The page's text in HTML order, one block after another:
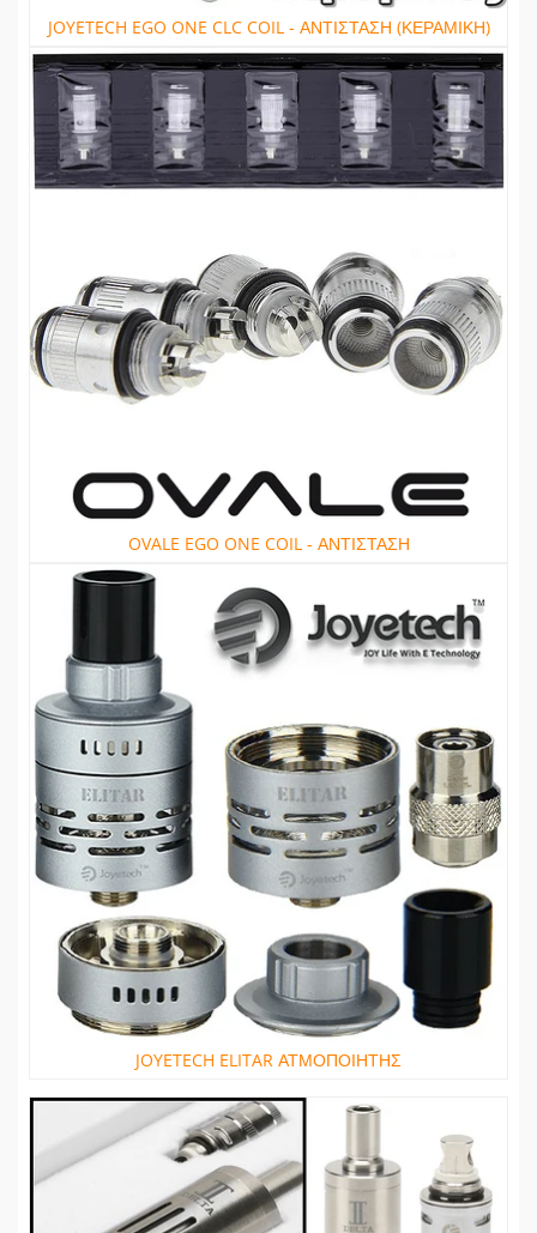
JOYETECH EGO ONE CLC COIL - ΑΝΤΙΣΤΑΣΗ (ΚΕΡΑΜΙΚΗ)
OVALE EGO ONE COIL - ΑΝΤΙΣΤΑΣΗ
JOYETECH ELITAR ΑΤΜΟΠΟΙΗΤΗΣ